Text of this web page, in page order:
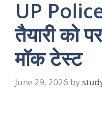
UP
तैयारी को
मॉक टेस्ट
June 29, 2026 by